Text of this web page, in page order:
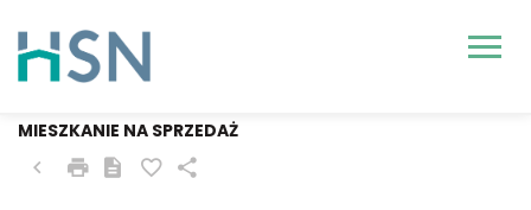
SZCZECIN, WARSZEWO
MIESZKANIE NA SPRZEDAŻ